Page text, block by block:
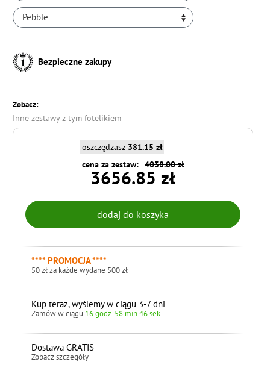
Pebble
Bezpieczne zakupy
Zobacz:
Inne zestawy z tym fotelikiem
oszczędzasz 381.15 zł
4038.00 zł
cena za zestaw:
3656.85 zł
**** PROMOCJA ****
50 zł za każde wydane 500 zł
Kup teraz, wyślemy w ciągu 3-7 dni
Zamów w ciągu 16 godz. 58 min 45 sek
Dostawa GRATIS
Zobacz szczegóły